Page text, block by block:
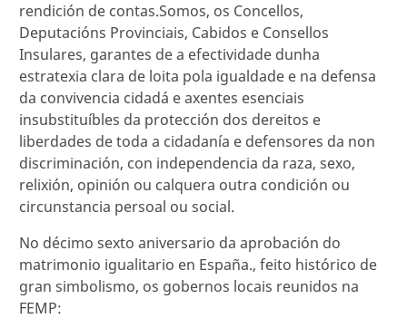
rendición de contas.Somos, os Concellos,
Deputacións Provinciais, Cabidos e Consellos
Insulares, garantes de a efectividade dunha
estratexia clara de loita pola igualdade e na defensa
da convivencia cidadá e axentes esenciais
insubstituíbles da protección dos dereitos e
liberdades de toda a cidadanía e defensores da non
discriminación, con independencia da raza, sexo,
relixión, opinión ou calquera outra condición ou
circunstancia persoal ou social.
No décimo sexto aniversario da aprobación do
matrimonio igualitario en España., feito histórico de
gran simbolismo, os gobernos locais reunidos na
FEMP: